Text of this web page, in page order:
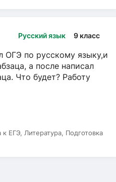
Русский язык 9 класс
ОГЭ по русскому языку,и
а после написал
Что будет? Работу
к ЕГЭ, Литература, Подготовка